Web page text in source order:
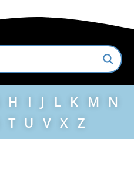
H I J L K M N
T U V X Z